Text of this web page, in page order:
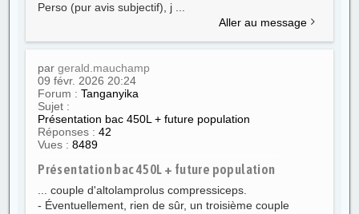
Perso (pur avis subjectif), j ...
Aller au message
pargerald.mauchamp
09 févr. 2026 20:24
Forum :Tanganyika
Sujet :
Présentation bac 450L + future population
Réponses :42
Vues :8489
Présentation bac 450L + future population
... couple d'altolamprolus compressiceps.
- Éventuellement, rien de sûr, un troisième couple